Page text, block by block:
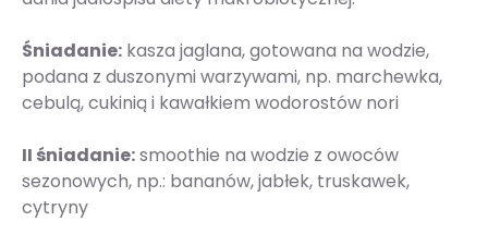
Śniadanie: kasza jaglana, gotowana na wodzie,
podana z duszonymi warzywami, np. marchewka,
cebulą, cukinią i kawałkiem wodorostów nori
II śniadanie:smoothie na wodzie z owoców
sezonowych, np.: bananów, jabłek, truskawek,
cytryny